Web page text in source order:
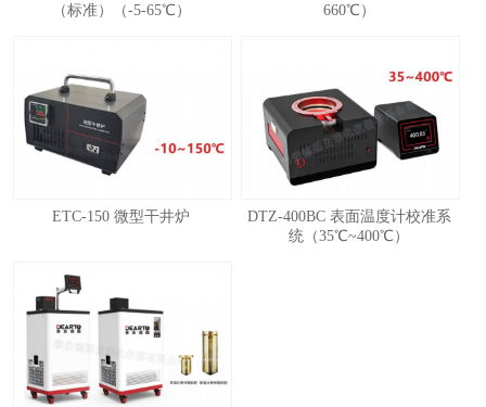
（标准）（-5-65℃）
660℃）
ETC-150 微型干井炉
DTZ-400BC 表面温度计校准系
统（35℃~400℃）